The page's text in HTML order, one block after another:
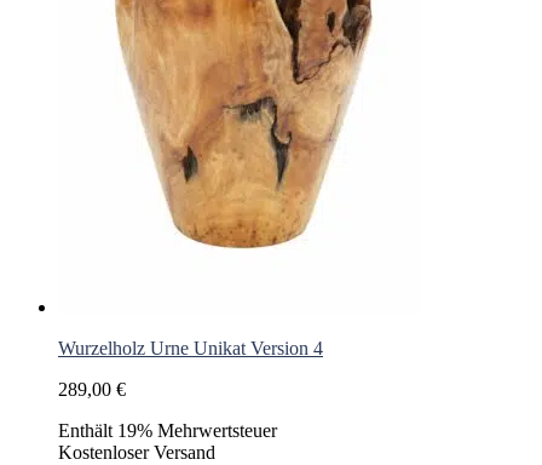
Wurzelholz Urne Unikat Version 4
289,00 €
Enthält 19% Mehrwertsteuer
Kostenloser Versand